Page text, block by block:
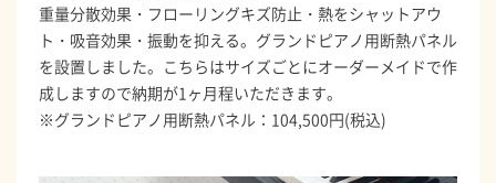
重量分散効果・フローリングキズ防止・熱をシャットアウ
ト・吸音効果・振動を抑える。グランドピアノ用断熱パネル
を設置しました。こちらはサイズごとにオーダーメイドで作
成しますので納期が1ヶ月程いただきます。
※グランドピアノ用断熱パネル：104,500円(税込)